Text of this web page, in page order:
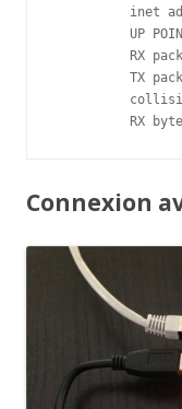
inet
UP
RX
TX
RX
Connexion